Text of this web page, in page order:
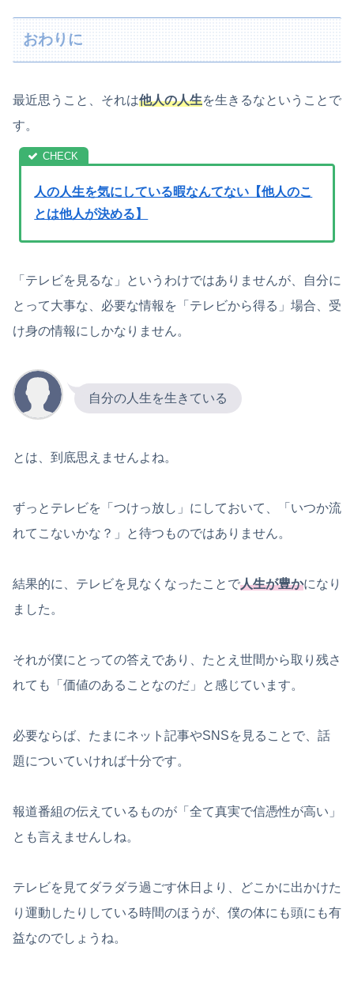
おわりに
最近思うこと、それは他人の人生を生きるなということで
す。
人の人生を気にしている暇なんてない【他人のこ
とは他人が決める】
「テレビを見るな」というわけではありませんが、自分に
とって大事な、必要な情報を「テレビから得る」場合、受
け身の情報にしかなりません。
自分の人生を生きている
とは、到底思えませんよね。
ずっとテレビを「つけっ放し」にしておいて、「いつか流
れてこないかな？」と待つものではありません。
結果的に、テレビを見なくなったことで人生が豊かになり
ました。
それが僕にとっての答えであり、たとえ世間から取り残さ
れても「価値のあることなのだ」と感じています。
必要ならば、たまにネット記事やSNSを見ることで、話
題についていければ十分です。
報道番組の伝えているものが「全て真実で信憑性が高い」
とも言えませんしね。
テレビを見てダラダラ過ごす休日より、どこかに出かけた
り運動したりしている時間のほうが、僕の体にも頭にも有
益なのでしょうね。